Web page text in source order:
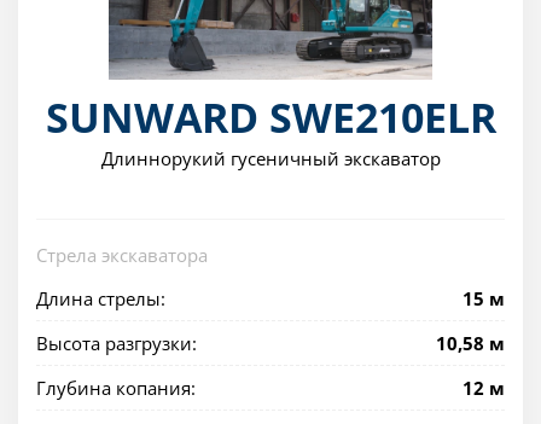
SUNWARD SWE210ELR
Длиннорукий гусеничный экскаватор
Стрела экскаватора
Длина стрелы:
15 м
Высота разгрузки:
10,58 м
Глубина копания:
12 м